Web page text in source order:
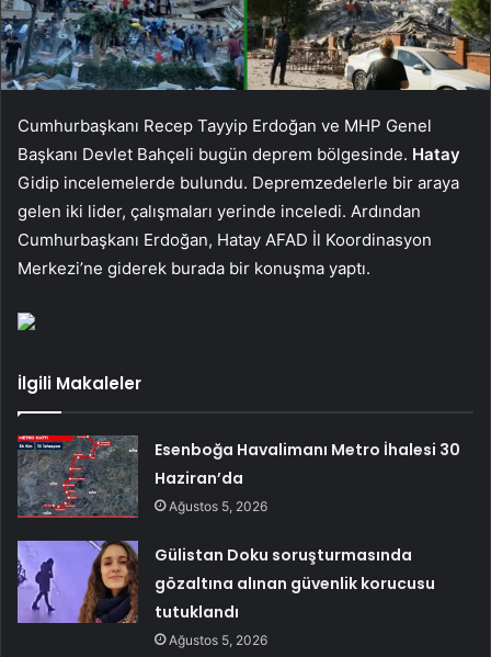
Cumhurbaşkanı Recep Tayyip Erdoğan ve MHP Genel
Başkanı Devlet Bahçeli bugün deprem bölgesinde. Hatay
Gidip incelemelerde bulundu. Depremzedelerle bir araya
gelen iki lider, çalışmaları yerinde inceledi. Ardından
Cumhurbaşkanı Erdoğan, Hatay AFAD İl Koordinasyon
Merkezi’ne giderek burada bir konuşma yaptı.
İlgili Makaleler
Esenboğa Havalimanı Metro İhalesi 30
Haziran’da
Ağustos 5, 2026
Gülistan Doku soruşturmasında
gözaltına alınan güvenlik korucusu
tutuklandı
Ağustos 5, 2026